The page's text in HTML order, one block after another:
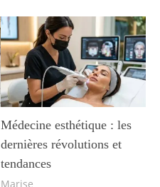
Médecine esthétique : les
dernières révolutions et
tendances
Marise